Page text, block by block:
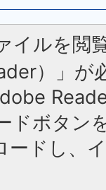
イルを閲
）」が
ドボタン
ードし、